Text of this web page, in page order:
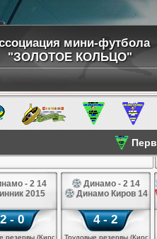
мини-футбола
"ЗОЛОТОЕ КОЛЬЦО"
- 2 14
2015
2 - 0
резервы (Киров)
Динамо - 2 14
Динамо Киров 14
4 - 2
Трудовые резервы (Киров)